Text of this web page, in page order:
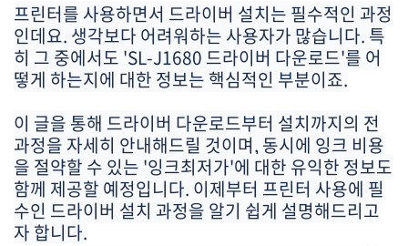
프린터를 사용하면서 드라이버 설치는 필수적인 과정
인데요. 생각보다 어려워하는 사용자가 많습니다. 특
히 그 중에서도 'SL-J1680 드라이버 다운로드'를 어
떻게 하는지에 대한 정보는 핵심적인 부분이죠.
이 글을 통해 드라이버 다운로드부터 설치까지의 전
과정을 자세히 안내해드릴 것이며, 동시에 잉크 비용
을 절약할 수 있는 '잉크최저가'에 대한 유익한 정보도
함께 제공할 예정입니다. 이제부터 프린터 사용에 필
수인 드라이버 설치 과정을 알기 쉽게 설명해드리고
자 합니다.